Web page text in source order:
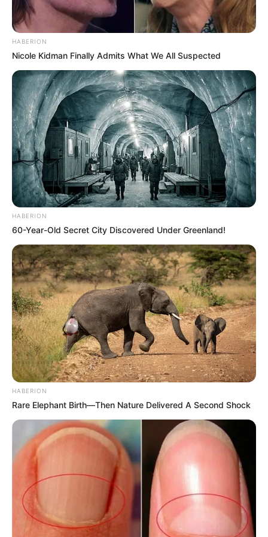
Oferece transparência e aplicação limpa –
não deixa resíduos.
Tem alto desempenho e bom rendimento.
É simples de usar (a embalagemspray
dispensa o uso de ferramentas para fazer a
aplicação.)
Desvantagens
Para melhores resultados, a temperatura do
adesivo e dos materiais a serem colados
devem estar a pelo menos 18°C.
pressionar as partes por 15 segundos ou mais.
O bico aplicador pode entupir. Após cada
aplicação é preciso inverter a lata e
pressionar a válvula até sair somente o gás.
Possui um valor elevado se comparado às
outras colas com a mesma função.
7. Cola Universal
HABERION
Nicole Kidman Finally Admits What We All Suspected
HABERION
60-Year-Old Secret City Discovered Under Greenland!
HABERION
Rare Elephant Birth—Then Nature Delivered A Second Shock